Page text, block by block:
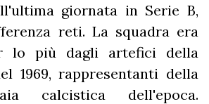
giornata in Serie B,
reti. La squadra era
lo più dagli artefici della
1969, rappresentanti della
calcistica dell'epoca.